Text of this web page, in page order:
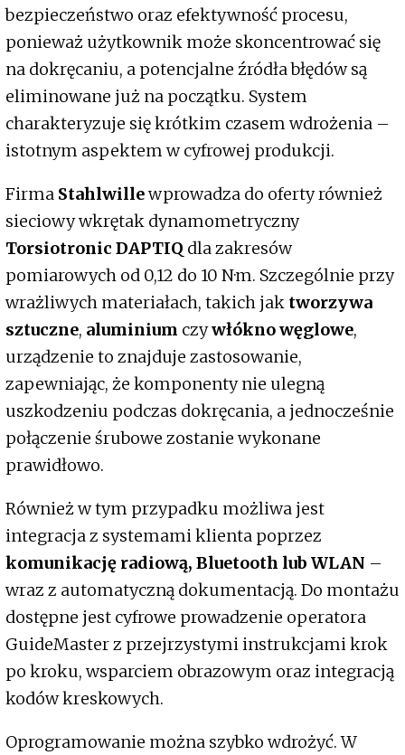
bezpieczeństwo oraz efektywność procesu,
ponieważ użytkownik może skoncentrować się
na dokręcaniu, a potencjalne źródła błędów są
eliminowane już na początku. System
charakteryzuje się krótkim czasem wdrożenia –
istotnym aspektem w cyfrowej produkcji.
Firma Stahlwillewprowadza do oferty również
sieciowy wkrętak dynamometryczny
Torsiotronic DAPTIQ dla zakresów
pomiarowych od 0,12 do 10 N·m. Szczególnie przy
wrażliwych materiałach, takich jak tworzywa
sztuczne, aluminium czywłókno węglowe,
urządzenie to znajduje zastosowanie,
zapewniając, że komponenty nie ulegną
uszkodzeniu podczas dokręcania, a jednocześnie
połączenie śrubowe zostanie wykonane
prawidłowo.
Również w tym przypadku możliwa jest
integracja z systemami klienta poprzez
komunikację radiową, Bluetooth lub WLAN –
wraz z automatyczną dokumentacją. Do montażu
dostępne jest cyfrowe prowadzenie operatora
GuideMaster z przejrzystymi instrukcjami krok
po kroku, wsparciem obrazowym oraz integracją
kodów kreskowych.
Oprogramowanie można szybko wdrożyć. W